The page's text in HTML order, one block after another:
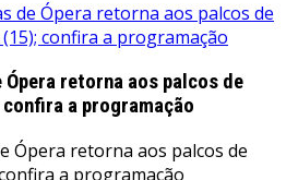
de Ópera retorna aos palcos de
confira a programação
retorna aos palcos de
a programação